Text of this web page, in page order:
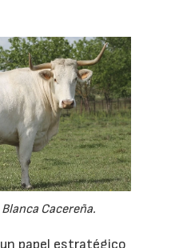
Cacereña.
papel estratégico